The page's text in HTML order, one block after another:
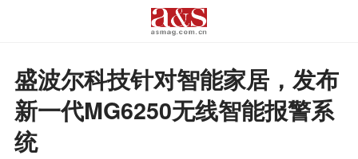
盛波尔科技针对智能家居，发布
新一代MG6250无线智能报警系
统